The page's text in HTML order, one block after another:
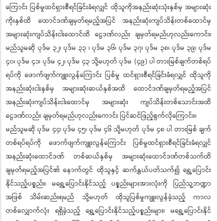
ကြောင်း ပြစ်မှုထင်ရှားစီရင်ခြင်းခံရလျှင် ထိုသူကိုအနည်းဆုံးသုံးနှစ်မှ အများဆုံး
ကိုးနှစ်ထိ ထောင်ဒဏ်ချမှတ်ရမည့်အပြင် အနည်းဆုံးကျပ်သိန်းတစ်ထောင်မှ
အများဆုံးကျပ်သိန်းငါးထောင်ထိ ငွေဒဏ်လည်း ချမှတ်ရမည်ဟုလည်းကောင်း၊
မည်သူမဆို ပုဒ်မ ၃၂၊ ပုဒ်မ ၃၃ ၊ ပုဒ်မ ၃၆၊ ပုဒ်မ ၃၇၊ ပုဒ်မ ၃၈၊ ပုဒ်မ ၃၉၊ ပုဒ်မ
၄၀၊ ပုဒ်မ ၄၁၊ ပုဒ်မ ၄၂၊ ပုဒ်မ ၄၃ သို့မဟုတ် ပုဒ်မ (၄၉) ပါ တားမြစ်ချက်တစ်ရပ်
ရပ်ကို ဖောက်ဖျက်ကျူးလွန်ကြောင်း ပြစ်မှု ထင်ရှားစီရင်ခြင်းခံရလျှင် ထိုသူကို
အနည်းဆုံးငါးနှစ်မှ အများဆုံးဆယ်နှစ်အထိ ထောင်ဒဏ်ချမှတ်ရမည့်အပြင်
အနည်းဆုံးကျပ်သိန်းငါးထောင်မှ အများဆုံး ကျပ်သိန်းတစ်သောင်းအထိ
ငွေဒဏ်လည်း ချမှတ်ရမည်ဟုလည်းကောင်း ပြင်ဆင်ဖြည့်စွက်လိုကြောင်း။
မည်သူမဆို ပုဒ်မ ၄၄၊ ပုဒ်မ ၄၅၊ ပုဒ်မ ၄၆ သို့မဟုတ် ပုဒ်မ ၄၈ ပါ တားမြစ် ချက်
တစ်ရပ်ရပ်ကို ဖောက်ဖျက်ကျူးလွန်ကြောင်း ပြစ်မှုထင်ရှားစီရင်ခြင်းခံရလျှင်
အနည်းဆုံးထောင်ဒဏ် တစ်ဆယ်နှစ်မှ အများဆုံးထောင်ဒဏ်တစ်သက်ထိ
ချမှတ်ရမည့်အပြင်၏ နောက်တွင် ထိုသူနှင့် ဆက်နွှယ်ပတ်သက်၍ ရွှေ့ပြောင်း
နိုင်သည့်ပစ္စည်း၊ မရွှေ့ပြောင်းနိုင်သည့် ပစ္စည်းများအားလုံးကို ပြည်သူ့ဘဏ္ဍာ
အဖြစ် သိမ်းဆည်းရမည် သို့မဟုတ် ထိုသူပြစ်မှုကျူးလွန်ခဲ့သည့် ကာလ
တစ်လျှောက်လုံး ရရှိခဲ့သည့် ရွှေ့ပြောင်းနိုင်သည့်ပစ္စည်းများ၊ မရွှေ့ပြောင်းနိုင်